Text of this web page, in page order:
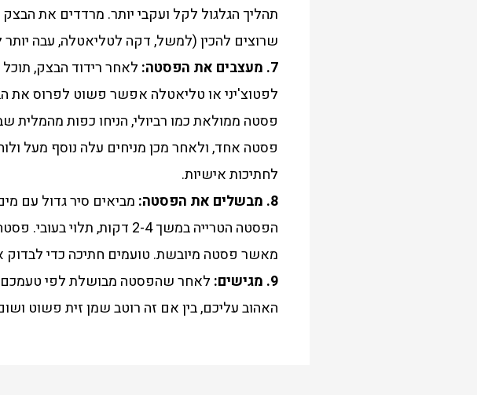
תהליך הגלגול לקל ועקבי יותר. מרדדים את
שרוצים להכין (למשל, דקה לטליאטלה, עבה יותר
7. מעצבים את הפסטה:
לאחר רידוד הבצק,
לפטוצ'יני או טליאטלה אפשר פשוט לפרוס את
פסטה ממולאת כמו רביולי, הניחו כפות מהמלית
פסטה אחד, ולאחר מכן מניחים עלה נוסף מעל
לחתיכות אישיות.
8. מבשלים את הפסטה:
מביאים סיר גדול עם
הפסטה הטרייה במשך 2-4 דקות,
מאשר פסטה מיובשת. טועמים חתיכה כדי לבדוק
9. מגישים:
לאחר שהפסטה מבושלת לפי טעמכם,
האהוב עליכם, בין אם זה רוטב שמן זית פשוט